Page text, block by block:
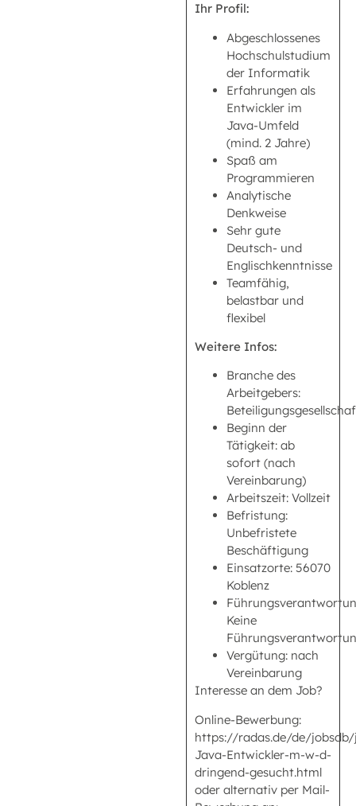
Ihr Profil:
Abgeschlossenes
Hochschulstudium
der Informatik
Erfahrungen als
Entwickler im
Java-Umfeld
(mind. 2 Jahre)
Spaß am
Programmieren
Analytische
Denkweise
Sehr gute
Deutsch- und
Englischkenntnisse
Teamfähig,
belastbar und
flexibel
Weitere Infos:
Branche des
Arbeitgebers:
Beginn der
Tätigkeit: ab
sofort (nach
Vereinbarung)
Arbeitszeit: Vollzeit
Befristung:
Unbefristete
Beschäftigung
Einsatzorte: 56070
Koblenz
Keine
Vergütung: nach
Vereinbarung
Interesse an dem Job?
Online-Bewerbung:
https://radas.de/de/
Java-Entwickler-m-w-d-
dringend-gesucht.html
oder alternativ per Mail-